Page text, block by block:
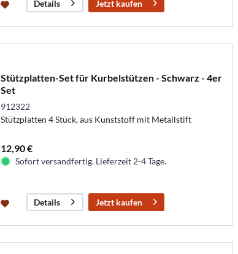
Details Jetzt kaufen
Stützplatten-Set für Kurbelstützen - Schwarz - 4er
Set
912322
Stützplatten 4 Stück, aus Kunststoff mit Metallstift
12,90 €
Sofort versandfertig. Lieferzeit 2-4 Tage.
Details Jetzt kaufen